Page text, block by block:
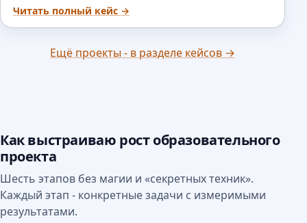
Читать полный кейс →
Ещё проекты - в разделе кейсов →
Как выстраиваю рост образовательного
проекта
Шесть этапов без магии и «секретных техник».
Каждый этап - конкретные задачи с измеримыми
результатами.